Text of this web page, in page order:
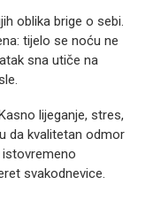
oblika brige o sebi.
tijelo se noću ne
sna utiče na
lijeganje, stres,
da kvalitetan odmor
svakodnevice.